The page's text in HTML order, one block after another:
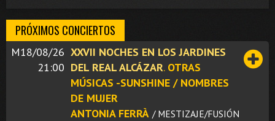
PRÓXIMOS CONCIERTOS
M18/08/26
21:00
XXVII NOCHES EN LOS JARDINES
DEL REAL ALCÁZAR. OTRAS
MÚSICAS -SUNSHINE / NOMBRES
DE MUJER
ANTONIA FERRÀ / MESTIZAJE/FUSIÓN